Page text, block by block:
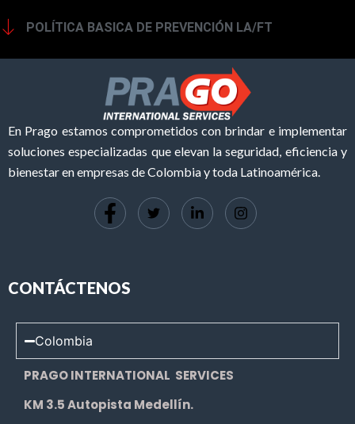
POLÍTICA BASICA DE PREVENCIÓN LA/FT
En Prago estamos comprometidos con brindar e implementar
soluciones especializadas que elevan la seguridad, eficiencia y
bienestar en empresas de Colombia y toda Latinoamérica.
CONTÁCTENOS
Colombia
PRAGO INTERNATIONAL SERVICES
KM 3.5 Autopista Medellín.